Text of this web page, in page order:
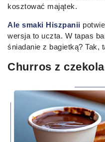
kosztować majątek.
Ale smaki Hiszpanii
wersja to uczta. W tapas
śniadanie z bagietką? Tak,
Churros z